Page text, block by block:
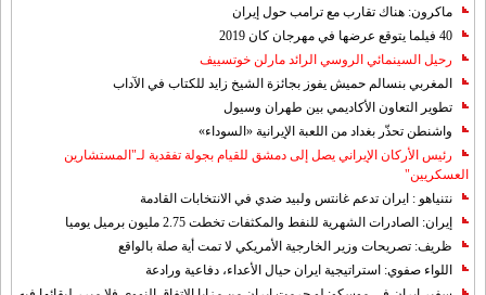
ماكرون: هناك تقارب مع ترامب حول إيران
40 فيلما يتوقع عرضها في مهرجان كان 2019
رحيل السينمائي الروسي الرائد مارلن خوتسييف
المغربي بنسالم حميش يفوز بجائزة الشيخ زايد للكتاب في الآداب
تطوير التعاون الأكاديمي بين طهران وسيول
واشنطن تحذّر بغداد من اللعبة الإيرانية «السوداء»
رئيس الأركان الإيراني يصل إلى دمشق للقيام بجولة تفقدية لـ"المستشارين
العسكريين"
نتنياهو : ايران تدعم غانتس ولبيد ضدي في الانتخابات القادمة
إيران: الصادرات الشهریة للنفط والمكثفات تخطت 2.75 مليون برميل يوميا
ظريف: تصريحات وزير الخارجية الأمريكي لا تمت أية صلة بالواقع
اللواء صفوي: استراتيجية ايران حيال الأعداء، دفاعية ورادعة